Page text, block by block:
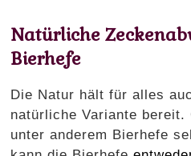
Natürliche
Bierhefe
Die Natur hält für alles
natürliche Variante bereit.
unter anderem Bierhefe